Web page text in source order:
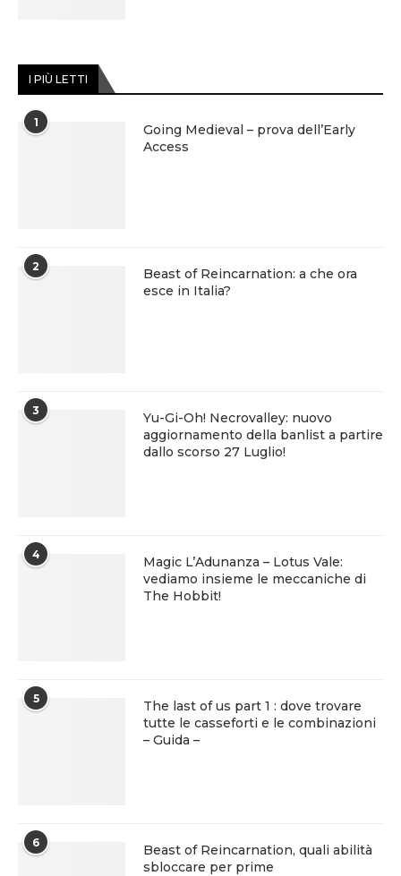
I PIÙ LETTI
1
Going Medieval – prova dell’Early
Access
2
Beast of Reincarnation: a che ora
esce in Italia?
3
Yu-Gi-Oh! Necrovalley: nuovo
aggiornamento della banlist a partire
dallo scorso 27 Luglio!
4
Magic L’Adunanza – Lotus Vale:
vediamo insieme le meccaniche di
The Hobbit!
5
The last of us part 1 : dove trovare
tutte le casseforti e le combinazioni
– Guida –
6
Beast of Reincarnation, quali abilità
sbloccare per prime